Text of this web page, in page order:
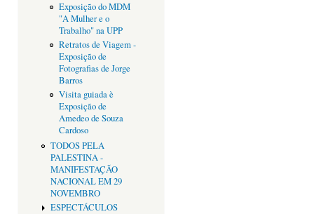
Exposição do MDM
"A Mulher e o
Trabalho" na UPP
Retratos de Viagem -
Exposição de
Fotografias de Jorge
Barros
Visita guiada è
Exposição de
Amedeo de Souza
Cardoso
TODOS PELA
PALESTINA -
MANIFESTAÇÃO
NACIONAL EM 29
NOVEMBRO
ESPECTÁCULOS